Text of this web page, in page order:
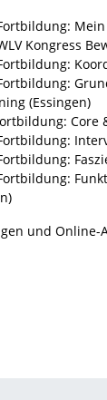
Mein
Kongress
Core
und Online-